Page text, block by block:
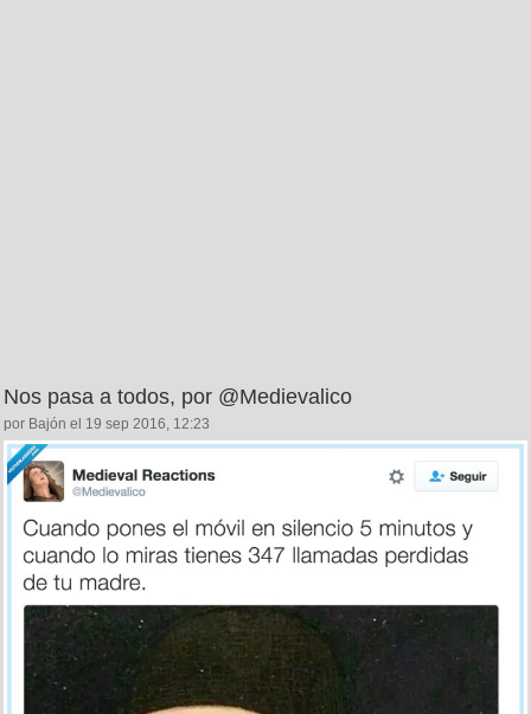
Nos pasa a todos, por @Medievalico
por Bajón el 19 sep 2016, 12:23